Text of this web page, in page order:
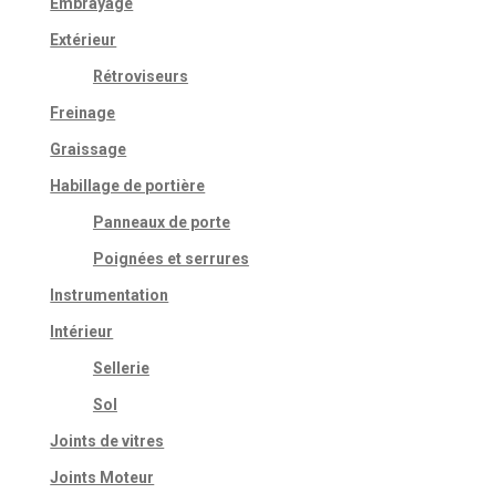
Embrayage
Extérieur
Rétroviseurs
Freinage
Graissage
Habillage de portière
Panneaux de porte
Poignées et serrures
Instrumentation
Intérieur
Sellerie
Sol
Joints de vitres
Joints Moteur